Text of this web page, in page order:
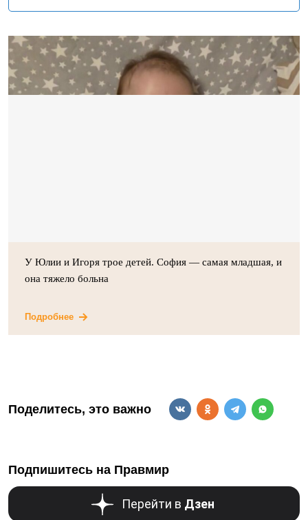
У Юлии и Игоря трое детей. София — самая младшая, и
она тяжело больна
Подробнее
Поделитесь, это важно
Подпишитесь на Правмир
Перейти в Дзен